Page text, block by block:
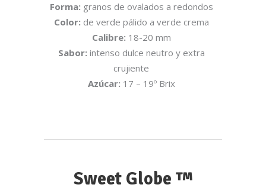
Forma: granos de ovalados a redondos
Color: de verde pálido a verde crema
Calibre: 18-20 mm
Sabor: intenso dulce neutro y extra
crujiente
Azúcar: 17 – 19º Brix
Sweet Globe ™